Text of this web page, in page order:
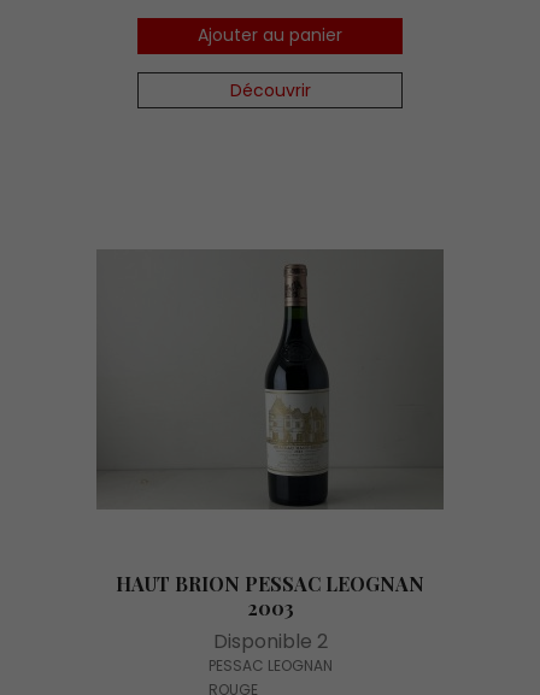
Ajouter au panier
Découvrir
HAUT BRION PESSAC LEOGNAN
2003
Disponible 2
PESSAC LEOGNAN
ROUGE